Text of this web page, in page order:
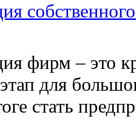
фирм – это
для
стать